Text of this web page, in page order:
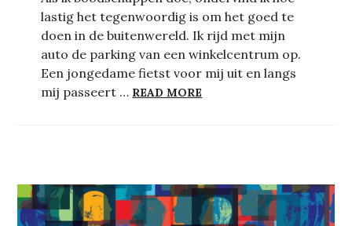
lastig het tegenwoordig is om het goed te
doen in de buitenwereld. Ik rijd met mijn
auto de parking van een winkelcentrum op.
Een jongedame fietst voor mij uit en langs
mij passeert … READ MORE